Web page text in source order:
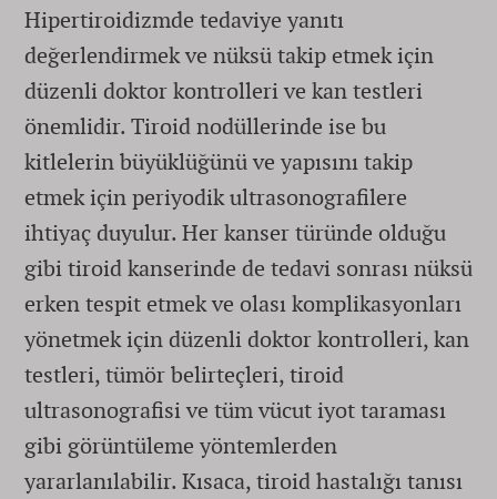
Hipertiroidizmde tedaviye yanıtı
değerlendirmek ve nüksü takip etmek için
düzenli doktor kontrolleri ve kan testleri
önemlidir. Tiroid nodüllerinde ise bu
kitlelerin büyüklüğünü ve yapısını takip
etmek için periyodik ultrasonografilere
ihtiyaç duyulur. Her kanser türünde olduğu
gibi tiroid kanserinde de tedavi sonrası nüksü
erken tespit etmek ve olası komplikasyonları
yönetmek için düzenli doktor kontrolleri, kan
testleri, tümör belirteçleri, tiroid
ultrasonografisi ve tüm vücut iyot taraması
gibi görüntüleme yöntemlerden
yararlanılabilir. Kısaca, tiroid hastalığı tanısı